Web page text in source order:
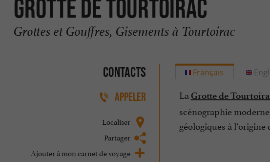
Grotte de Tourtoirac
Grottes et Gouffres, Gisements à Tourtoirac
Contacts
APPELER
Localiser
Partager
Ajouter à mon carnet de voyage
Français
La Grotte de
scénographie
géologiques à